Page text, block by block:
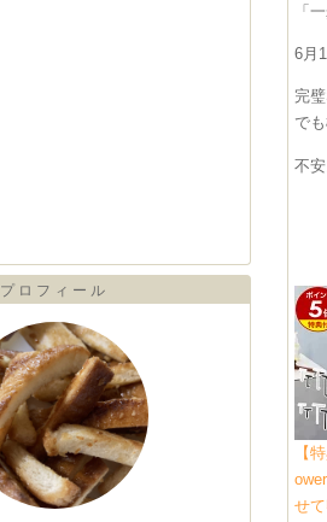
プロフィール
「
6月
完
で
不
【
せ